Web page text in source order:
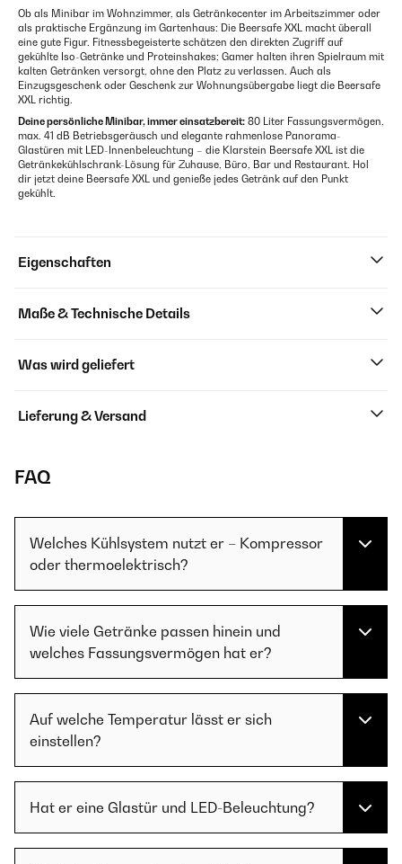
Ob als Minibar im Wohnzimmer, als Getränkecenter im Arbeitszimmer oder
als praktische Ergänzung im Gartenhaus: Die Beersafe XXL macht überall
eine gute Figur. Fitnessbegeisterte schätzen den direkten Zugriff auf
gekühlte Iso-Getränke und Proteinshakes; Gamer halten ihren Spielraum mit
kalten Getränken versorgt, ohne den Platz zu verlassen. Auch als
Einzugsgeschenk oder Geschenk zur Wohnungsübergabe liegt die Beersafe
XXL richtig.
Deine persönliche Minibar, immer einsatzbereit: 80 Liter Fassungsvermögen,
max. 41 dB Betriebsgeräusch und elegante rahmenlose Panorama-
Glastüren mit LED-Innenbeleuchtung – die Klarstein Beersafe XXL ist die
Getränkekühlschrank-Lösung für Zuhause, Büro, Bar und Restaurant. Hol
dir jetzt deine Beersafe XXL und genieße jedes Getränk auf den Punkt
gekühlt.
Eigenschaften
Maße & Technische Details
Was wird geliefert
Lieferung & Versand
FAQ
Welches Kühlsystem nutzt er – Kompressor
oder thermoelektrisch?
Wie viele Getränke passen hinein und
welches Fassungsvermögen hat er?
Auf welche Temperatur lässt er sich
einstellen?
Hat er eine Glastür und LED-Beleuchtung?